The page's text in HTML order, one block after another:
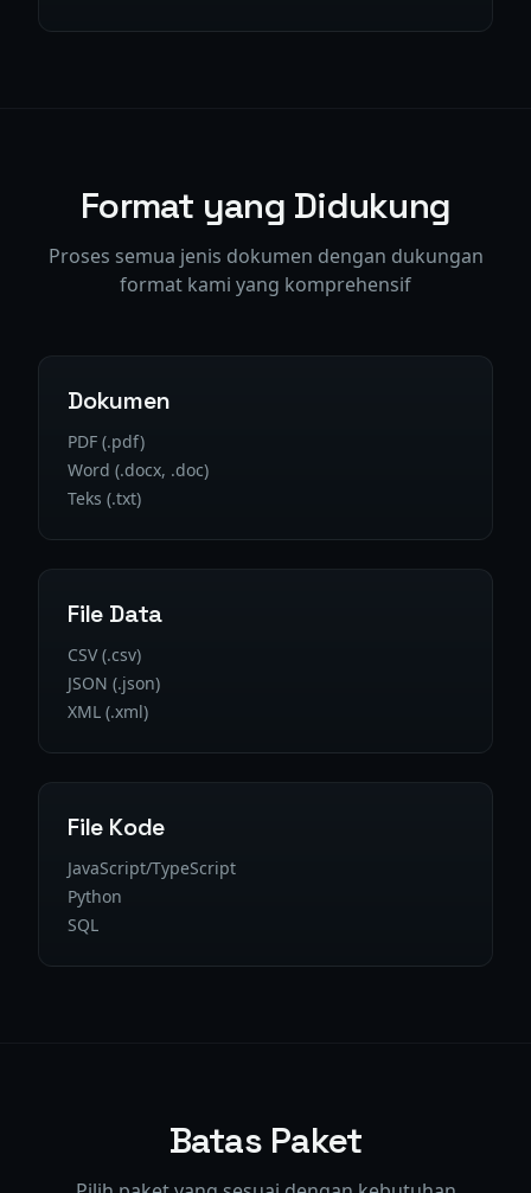
Format yang Didukung
Proses semua jenis dokumen dengan dukungan
format kami yang komprehensif
Dokumen
PDF (.pdf)
Word (.docx, .doc)
Teks (.txt)
File Data
CSV (.csv)
JSON (.json)
XML (.xml)
File Kode
JavaScript/TypeScript
Python
SQL
Batas Paket